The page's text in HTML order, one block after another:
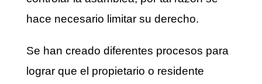
hace necesario limitar su derecho.
Se han creado diferentes procesos para
lograr que el propietario o residente